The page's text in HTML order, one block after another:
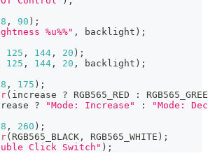
, 90 ) ;
%u%%" , backlight ) ;
125 , 144 , 20 ) ;
125 , 144 , 20 , backlight ) ;
, 175 ) ;
( increase ? RGB565_RED :
? "Mode: Increase" :
"Mode:
, 260 ) ;
( RGB565_BLACK , RGB565_WHITE ) ;
Click Switch" ) ;